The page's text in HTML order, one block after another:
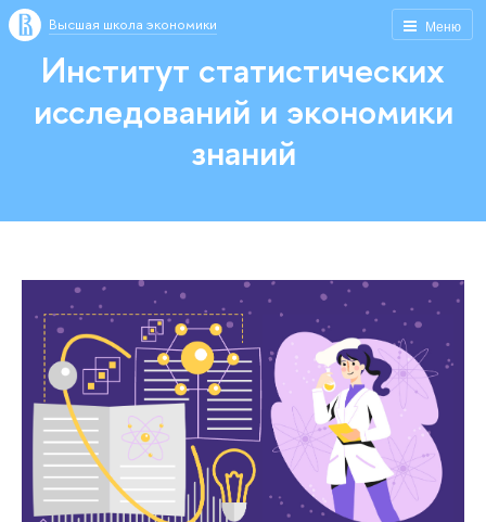
Меню
Высшая школа экономики
Институт статистических
исследований и экономики
знаний